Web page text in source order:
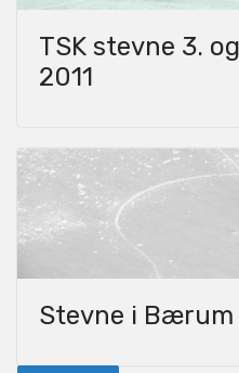
TSK stevne 3.
2011
Stevne i